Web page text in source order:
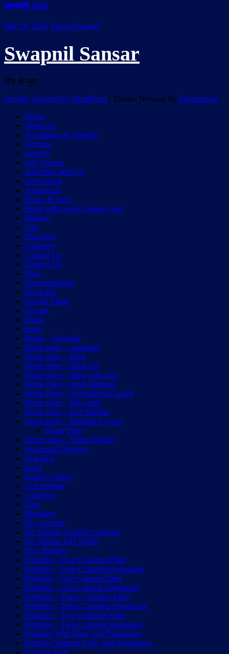
रामनवमी-2026
Mar 26, 2026 Sansar Swapnil
Swapnil Sansar
भीड़ से जुदा
Proudly powered by WordPress | Theme: Newsup by Themeansar.
Home
About Us
Accordions & Toggles
Activate
Activity
Ads System
Advertise With Us
Advertising
Amazon.in
Boxes & Alert
Build with perfect images ratio
Buttons
Cart
Checkout
Columns
Contact Us
Contact US
Docs
Documentation
Dropcaps
Google Maps
Groups
Home
home
Home – Skyracle
Home page – animated
Home page – Blog
Home Page – Blog big
Home Page – Blog with ajax
Home Page – Both Sidebars
Home Page – both sidebars in left
Home page – full width
Home page – Left Sidebar
Home page – Multiple Layout
Home Page
Home page – Right Sidebar
Horizontal Dividers
Icon Box
Icons
Images Gallery
Left Sidebar
Lightbox
Lists
Members
My Account
No Sidebar Content Centered
No Sidebar Full Width
Page Builder
Portfolio – Four Columns Filter
Portfolio – Four Columns Pagination
Portfolio – One Column Filter
Portfolio – One Column Pagination
Portfolio – Three Columns Filter
Portfolio – Three Columns Pagination
Portfolio – Two Columns Filter
Portfolio – Two Columns Pagination
Portfolio With Filter And Pagination
Portfolio Without Filter And Pagination
Progress Bars